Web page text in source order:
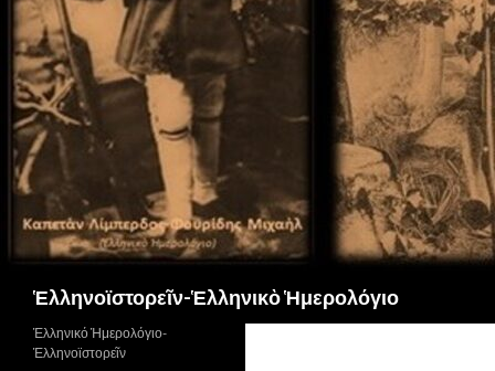
Ἑλληνοϊστορεῖν-Ἑλληνικὸ Ἡμερολόγιο
Ἑλληνικό Ἡμερολόγιο-
Ἑλληνοϊστορεῖν